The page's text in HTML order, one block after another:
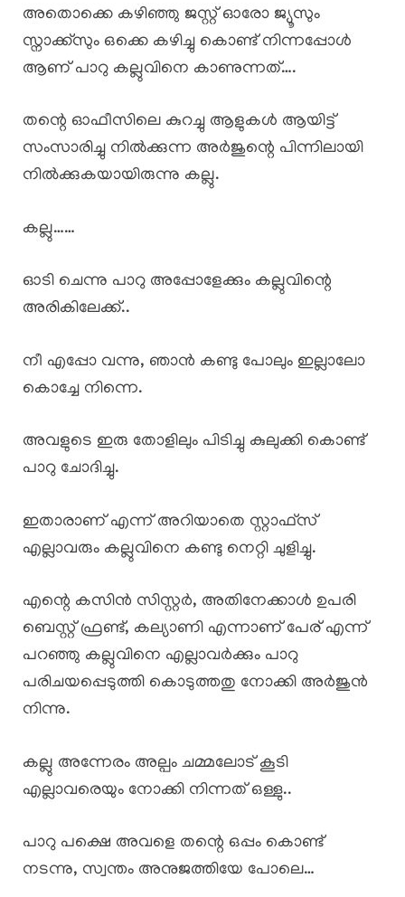
അതൊക്കെ കഴിഞ്ഞു ജസ്റ്റ്‌ ഓരോ ജ്യൂസും
സ്നാക്ക്സും ഒക്കെ കഴിച്ചു കൊണ്ട് നിന്നപ്പോൾ
ആണ് പാറു കല്ലുവിനെ കാണുന്നത്….
തന്റെ ഓഫീസിലെ കുറച്ചു ആളുകൾ ആയിട്ട്
സംസാരിച്ചു നിൽക്കുന്ന അർജുന്റെ പിന്നിലായി
നിൽക്കുകയായിരുന്നു കല്ലു.
കല്ലു……
ഓടി ചെന്നു പാറു അപ്പോളേക്കും കല്ലുവിന്റെ
അരികിലേക്ക്..
നീ എപ്പോ വന്നു, ഞാൻ കണ്ടു പോലും ഇല്ലാലോ
കൊച്ചേ നിന്നെ.
അവളുടെ ഇരു തോളിലും പിടിച്ചു കുലുക്കി കൊണ്ട്
പാറു ചോദിച്ചു.
ഇതാരാണ് എന്ന് അറിയാതെ സ്റ്റാഫ്‌സ്
എല്ലാവരും കല്ലുവിനെ കണ്ടു നെറ്റി ചുളിച്ചു.
എന്റെ കസിൻ സിസ്റ്റർ, അതിനേക്കാൾ ഉപരി
ബെസ്റ്റ് ഫ്രണ്ട്, കല്യാണി എന്നാണ് പേര് എന്ന്
പറഞ്ഞു കല്ലുവിനെ എല്ലാവർക്കും പാറു
പരിചയപ്പെടുത്തി കൊടുത്തതു നോക്കി അർജുൻ
നിന്നു.
കല്ലു അന്നേരം അല്പം ചമ്മലോട് കൂടി
എല്ലാവരെയും നോക്കി നിന്നത് ഒള്ളു..
പാറു പക്ഷെ അവളെ തന്റെ ഒപ്പം കൊണ്ട്
നടന്നു, സ്വന്തം അനുജത്തിയേ പോലെ…